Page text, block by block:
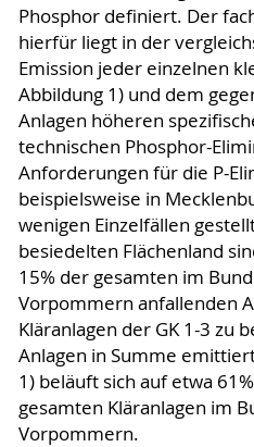
Phosphor definiert. Der
hierfür liegt in der
Emission jeder einzelnen
Abbildung 1) und dem
Anlagen höheren
technischen Phosphor-
Anforderungen für die P-
beispielsweise in
wenigen Einzelfällen
besiedelten Flächenland
15% der gesamten im
Vorpommern anfallenden
Kläranlagen der GK 1-3 zu
Anlagen in Summe
1) beläuft sich auf etwa
gesamten Kläranlagen im
Vorpommern.